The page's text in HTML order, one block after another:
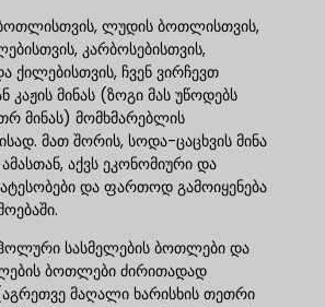
ბოთლისთვის, ლუდის ბოთლისთვის,
კარბოსებისთვის,
ქილებისთვის, ჩვენ ვირჩევთ
კაჟის მინას (ზოგი მას უწოდებს
მინას) მომხმარებლის
მათ შორის, სოდა-ცაცხვის მინა
აქვს ეკონომიური და
და ფართოდ გამოიყენება
სასმელების ბოთლები და
ბოთლები ძირითადად
(აგრეთვე მაღალი ხარისხის თეთრი